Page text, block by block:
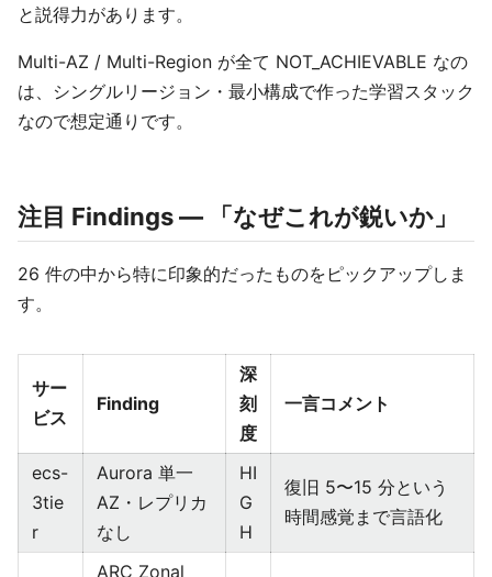
と説得力があります。
Multi-AZ / Multi-Region が全て NOT_ACHIEVABLE なの
は、シングルリージョン・最小構成で作った学習スタック
なので想定通りです。
注目 Findings — 「なぜこれが鋭いか」
26 件の中から特に印象的だったものをピックアップしま
す。
サー
ビス
Finding
深
刻
度
一言コメント
ecs-
3tie
r
Aurora 単一
AZ・レプリカ
なし
HI
G
H
復旧 5〜15 分という
時間感覚まで言語化
ARC Zonal